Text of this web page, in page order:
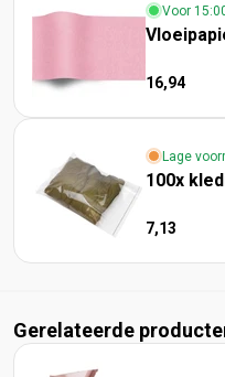
Voor
16,94
Lage
100x
7,13
Gerelateerde